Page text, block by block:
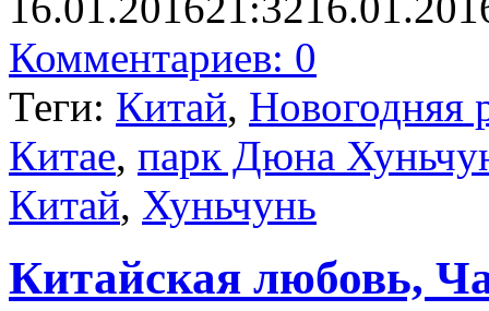
Комментариев: 0
Теги: Китай, Новогодняя
Китае, парк Дюна
Китай, Хуньчунь
Китайская любовь,